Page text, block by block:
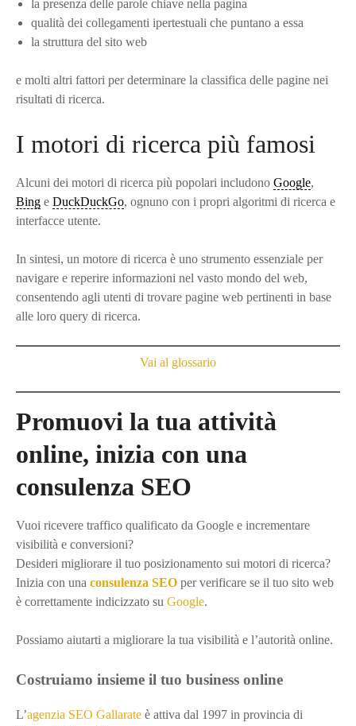
la presenza delle parole chiave nella pagina
qualità dei collegamenti ipertestuali che puntano a essa
la struttura del sito web
e molti altri fattori per determinare la classifica delle pagine nei
risultati di ricerca.
I motori di ricerca più famosi
Alcuni dei motori di ricerca più popolari includono Google,
Bing e DuckDuckGo, ognuno con i propri algoritmi di ricerca e
interfacce utente.
In sintesi, un motore di ricerca è uno strumento essenziale per
navigare e reperire informazioni nel vasto mondo del web,
consentendo agli utenti di trovare pagine web pertinenti in base
alle loro query di ricerca.
Vai al glossario
Promuovi la tua attività
online, inizia con una
consulenza SEO
Vuoi ricevere traffico qualificato da Google e incrementare
visibilità e conversioni?
Desideri migliorare il tuo posizionamento sui motori di ricerca?
Inizia con una consulenza SEO per verificare se il tuo sito web
è correttamente indicizzato su Google.
Possiamo aiutarti a migliorare la tua visibilità e l’autorità online.
Costruiamo insieme il tuo business online
L’agenzia SEO Gallarate è attiva dal 1997 in provincia di